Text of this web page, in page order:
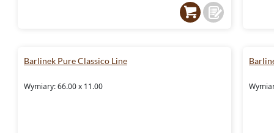
Barlinek Pure Classico Line
Wymiary: 66.00 x 11.00